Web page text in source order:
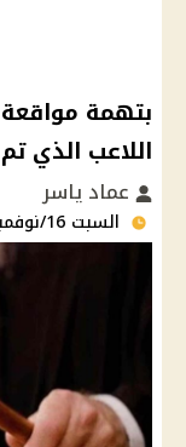
بتهمة
اللاعب الذي
عماد ياسر
السبت 16/نوفمبر/2024 - 07:42 م